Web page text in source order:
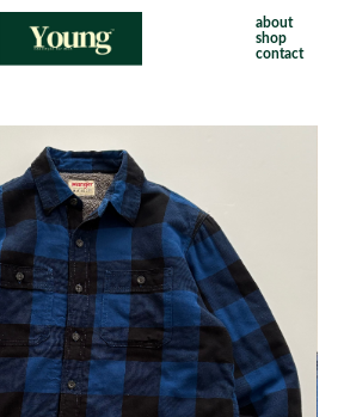
about
shop
contact